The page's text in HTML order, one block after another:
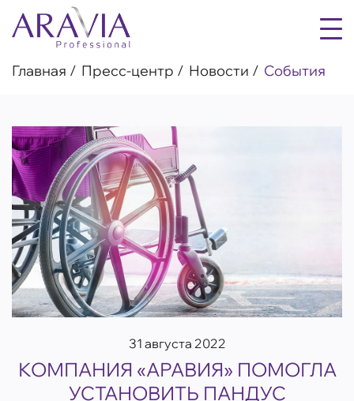
Главная Пресс-центр Новости События
31 августа 2022
КОМПАНИЯ «АРАВИЯ» ПОМОГЛА
УСТАНОВИТЬ ПАНДУС